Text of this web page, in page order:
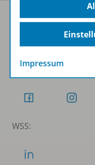
Folgen Sie uns auf
Schubi:
WSS:
Impressum